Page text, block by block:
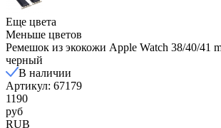
Еще цвета
Меньше цветов
Ремешок из экокожи Apple Watch 38/40/41
черный
В наличии
Артикул: 67179
1190
руб
RUB